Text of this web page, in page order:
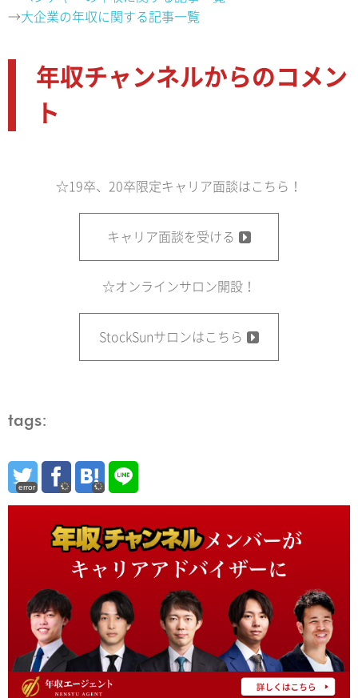
→大企業の年収に関する記事一覧
年収チャンネルからのコメン
ト
☆19卒、20卒限定キャリア面談はこちら！
キャリア面談を受ける
☆オンラインサロン開設！
StockSunサロンはこちら
tags:
error